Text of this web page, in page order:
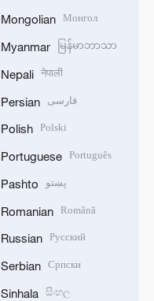
Mongolian Монгол
Myanmar မြန်မာဘာသာ
Nepali नेपाली
Persian فارسی
Polish Polski
Portuguese Português
Pashto پښتو
Romanian Română
Russian Русский
Serbian Српски
Sinhala සිංහල